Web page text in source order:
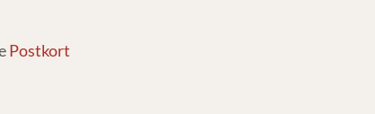
Postkort